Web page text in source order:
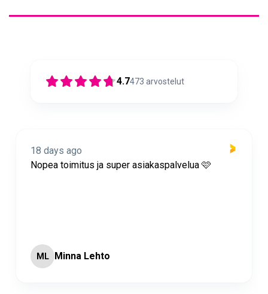
4.7473 arvostelut
18 days ago
Nopea toimitus ja super asiakaspalvelua 🩷
ML Minna Lehto